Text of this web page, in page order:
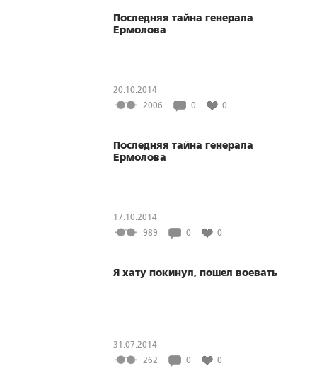
Последняя тайна генерала
Ермолова
20.10.2014
2006
0 0
Последняя тайна генерала
Ермолова
17.10.2014
989
0 0
Я хату покинул, пошел воевать
31.07.2014
262
0 0